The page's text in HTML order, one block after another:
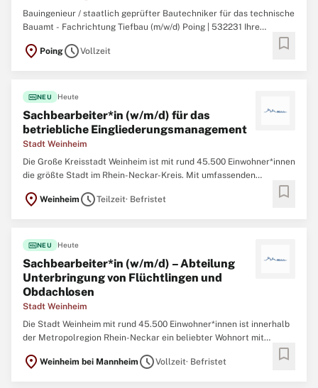
Bauingenieur / staatlich geprüfter Bautechniker für das technische
Bauamt - Fachrichtung Tiefbau (m/w/d) Poing | 532231 Ihre
Maßnahmen im Straßenbau (Straßen, Wege, Plätze) sowie im
location_on PoingscheduleVollzeit bookmark
fiber_newNEU Heute
Sachbearbeiter*in (w/m/d) für das
betriebliche Eingliederungsmanagement
Stadt Weinheim
Die Große Kreisstadt Weinheim ist mit rund 45.500 Einwohner*innen
die größte Stadt im Rhein-Neckar-Kreis. Mit umfassenden
Bildungs-, Sport- und Freizeitangeboten bietet die Stadt Weinheim
eine hohe Lebensqualität. Hier treffen zukunftsorientierte
location_on Weinheim scheduleTeilzeit· Befristet bookmark
fiber_newNEU Heute
Sachbearbeiter*in (w/m/d) – Abteilung
Unterbringung von Flüchtlingen und
Obdachlosen
Stadt Weinheim
Die Stadt Weinheim mit rund 45.500 Einwohner*innen ist innerhalb
der Metropolregion Rhein-Neckar ein beliebter Wohnort mit
zukunftsorientierte Arbeitsplatzangebote auf das charmante
location_on Weinheim bei Mannheim scheduleVollzeit· Befristet bookmark